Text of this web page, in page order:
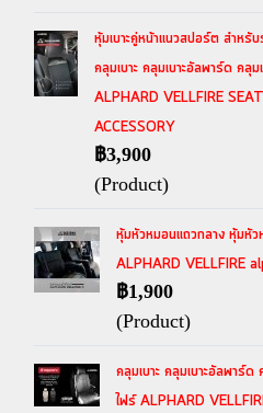
หุ้มเบาะคู่หน้าแนวสปอร์ต สำห
คลุมเบาะ คลุมเบาะอัลพาร์ด คลุม
ALPHARD VELLFIRE
ACCESSORY
฿3,900
(Product)
หุ้มหัวหมอนแถวกลาง หุ้มหัว
ALPHARD VELLFIRE
฿1,900
(Product)
คลุมเบาะ คลุมเบาะอัลพาร์ด
ไฟร์ ALPHARD